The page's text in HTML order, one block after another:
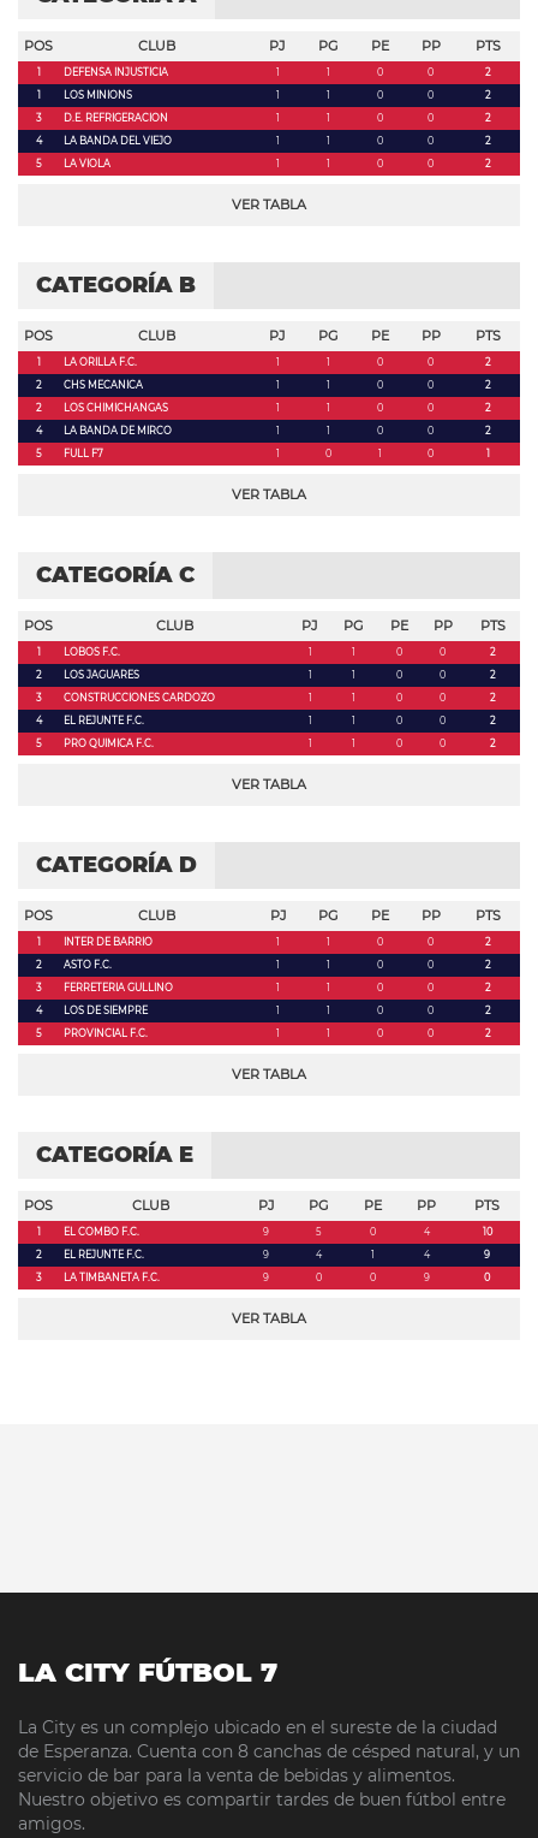
POS CLUB PJ PG PE PP PTS
1 DEFENSA INJUSTICIA 1 1 0 0
2
1
LOS MINIONS 1 1 0 0
2
3
D.E. REFRIGERACION 1 1 0 0
2
4
LA BANDA DEL VIEJO 1 1 0 0
2
5
LA VIOLA 1 1 0 0 2
VER TABLA
CATEGORÍA B
POS CLUB PJ PG PE PP PTS
1 LA ORILLA F.C. 1 1 0 0
2
2
CHS MECANICA 1 1 0 0
2
2
LOS CHIMICHANGAS 1 1 0 0
2
4
LA BANDA DE MIRCO 1 1 0 0
2
5
FULL F7 1 0 1 0 1
VER TABLA
CATEGORÍA C
POS CLUB PJ PG PE PP PTS
1 LOBOS F.C. 1 1 0 0
2
2
LOS JAGUARES 1 1 0 0
2
3
CONSTRUCCIONES CARDOZO 1 1 0 0
2
4
EL REJUNTE F.C. 1 1 0 0
2
5
PRO QUIMICA F.C. 1 1 0 0 2
VER TABLA
CATEGORÍA D
POS CLUB PJ PG PE PP PTS
1 INTER DE BARRIO 1 1 0 0
2
2
ASTO F.C. 1 1 0 0
2
3
FERRETERIA GULLINO 1 1 0 0
2
4
LOS DE SIEMPRE 1 1 0 0
2
5
PROVINCIAL F.C. 1 1 0 0 2
VER TABLA
CATEGORÍA E
POS CLUB PJ PG PE PP PTS
1 EL COMBO F.C. 9 5 0 4
10
2
EL REJUNTE F.C. 9 4 1 4
9
3
LA TIMBANETA F.C. 9 0 0 9 0
VER TABLA
LA CITY FÚTBOL 7
La City es un complejo ubicado en el sureste de la ciudad
de Esperanza. Cuenta con 8 canchas de césped natural, y un
servicio de bar para la venta de bebidas y alimentos.
Nuestro objetivo es compartir tardes de buen fútbol entre
amigos.